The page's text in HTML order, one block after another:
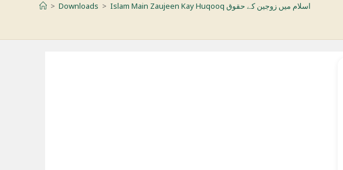
> Downloads > Islam Main Zaujeen Kay Huqooq اسلام میں زوجین کے حقوق